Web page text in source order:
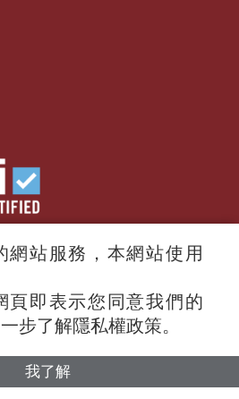
Taiwan International).
reserved.
網站服務，本網站使用
頁即表示您同意我們的
步了解隱私權政策。
我了解